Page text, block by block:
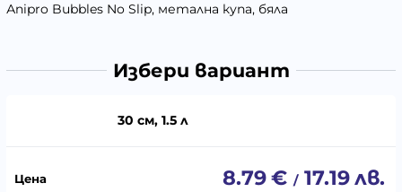
Аnipro Bubbles No Slip, метална купа, бяла
Избери вариант
30 см, 1.5 л
8.79€ / 17.19лв.